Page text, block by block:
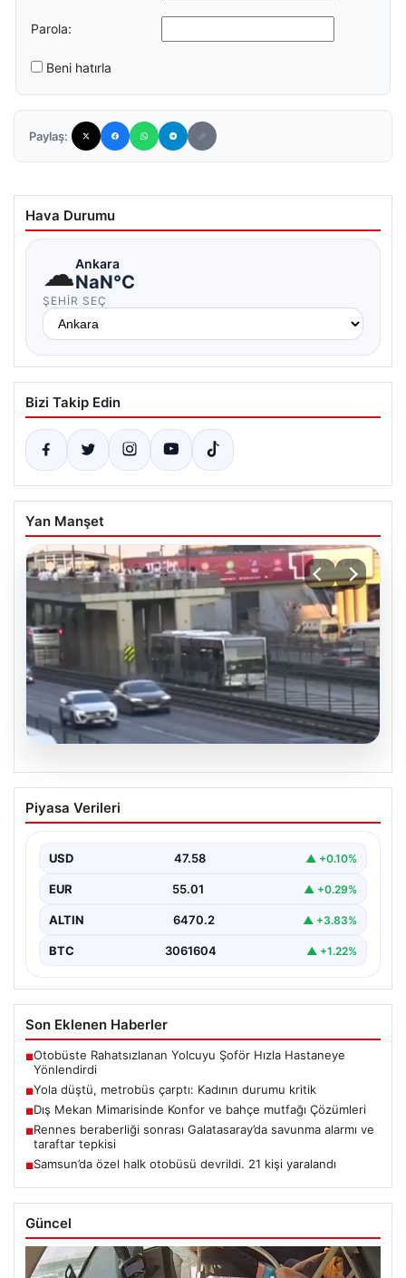
Parola:
Beni hatırla
Paylaş:
Hava Durumu
☁Ankara
NaN°C
ŞEHIR SEÇ
Bizi Takip Edin
Yan Manşet
04.08.2026
Yola düştü, metrobüs çarptı: Kadının
durumu kritik
Piyasa Verileri
USD 47.58 ▲ +0.10%
EUR 55.01 ▲ +0.29%
ALTIN 6470.2 ▲ +3.83%
BTC 3061604 ▲ +1.22%
Son Eklenen Haberler
■Otobüste Rahatsızlanan Yolcuyu Şoför Hızla Hastaneye
Yönlendirdi
■Yola düştü, metrobüs çarptı: Kadının durumu kritik
■Dış Mekan Mimarisinde Konfor ve bahçe mutfağı Çözümleri
■Rennes beraberliği sonrası Galatasaray’da savunma alarmı ve
taraftar tepkisi
■Samsun’da özel halk otobüsü devrildi. 21 kişi yaralandı
Güncel